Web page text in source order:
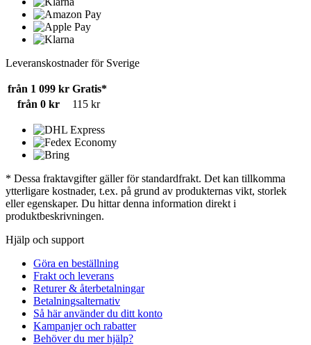
Leveranskostnader för Sverige
från 1 099 kr Gratis*
från 0 kr
115 kr
* Dessa fraktavgifter gäller för standardfrakt. Det kan tillkomma
ytterligare kostnader, t.ex. på grund av produkternas vikt, storlek
eller egenskaper. Du hittar denna information direkt i
produktbeskrivningen.
Hjälp och support
Göra en beställning
Frakt och leverans
Returer & återbetalningar
Betalningsalternativ
Så här använder du ditt konto
Kampanjer och rabatter
Behöver du mer hjälp?